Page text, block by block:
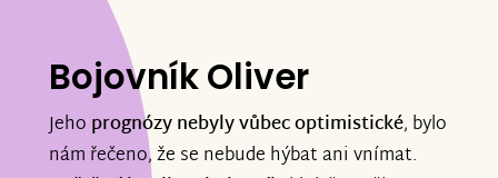
Bojovník Oliver
Jeho prognózy nebyly vůbec optimistické, bylo
nám řečeno, že se nebude hýbat ani vnímat.